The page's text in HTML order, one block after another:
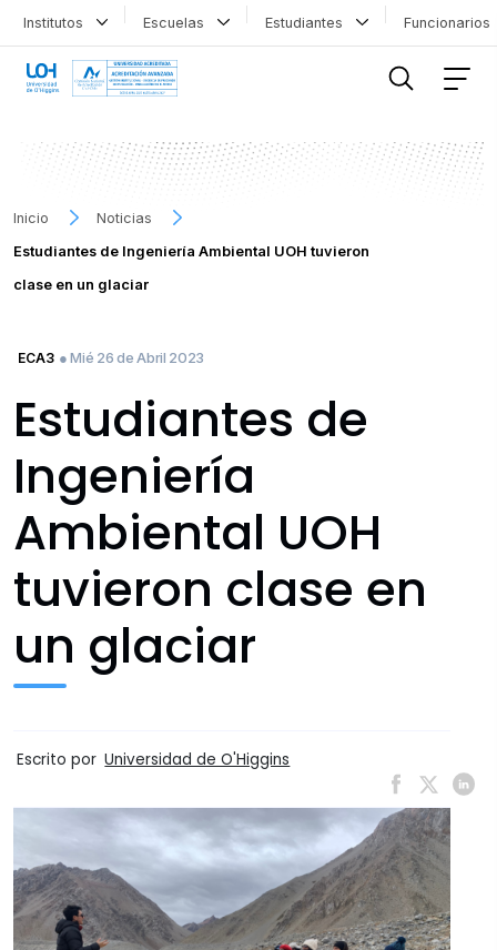
Institutos Escuelas Estudiantes
Inicio
Noticias
Estudiantes de Ingeniería Ambiental UOH tuvieron
clase en un glaciar
ECA3 ● Mié 26 de Abril 2023
Estudiantes de
Ingeniería
Ambiental UOH
tuvieron clase en
un glaciar
Escrito por Universidad de O'Higgins